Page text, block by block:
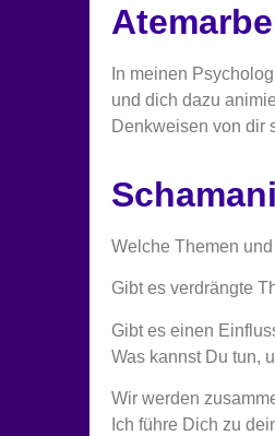
In meinen
und dich dazu
Denkweisen von dir
Welche Themen
Gibt es verdrängte
Gibt es einen
Was kannst Du tun,
Wir werden
Ich führe Dich zu